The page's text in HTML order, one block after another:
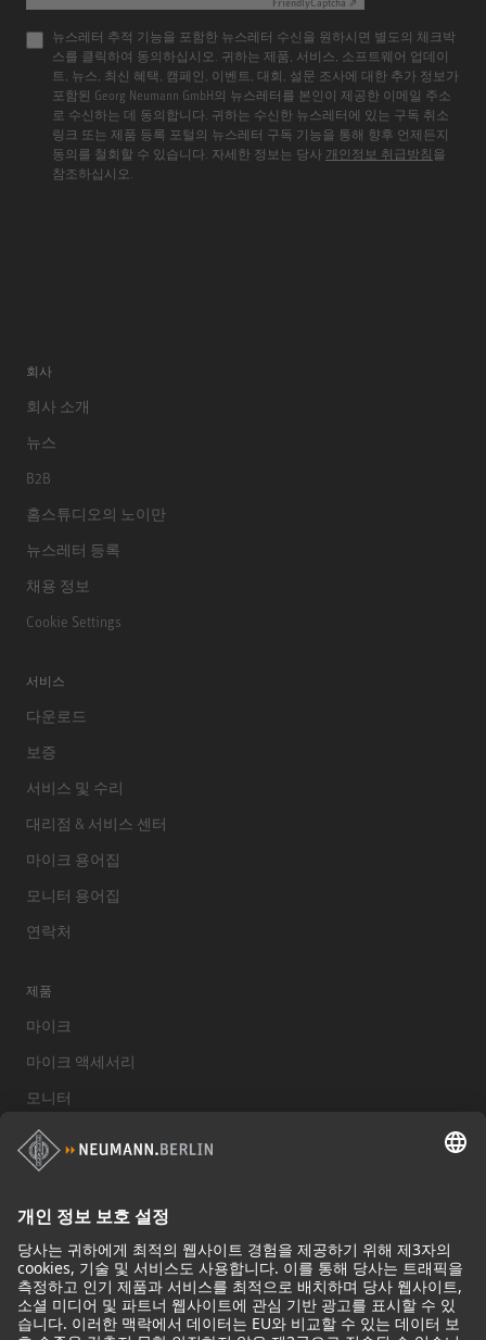
뉴스레터 추적 기능을 포함한 뉴스레터 수신을 원하시면 별도의 체크박
스를 클릭하여 동의하십시오. 귀하는 제품, 서비스, 소프트웨어 업데이
트, 뉴스, 최신 혜택, 캠페인, 이벤트, 대회, 설문 조사에 대한 추가 정보가
포함된 Georg Neumann GmbH의 뉴스레터를 본인이 제공한 이메일 주소
로 수신하는 데 동의합니다. 귀하는 수신한 뉴스레터에 있는 구독 취소
링크 또는 제품 등록 포털의 뉴스레터 구독 기능을 통해 향후 언제든지
동의를 철회할 수 있습니다. 자세한 정보는 당사 개인정보 취급방침 을
참조하십시오.
회사
회사 소개
뉴스
B2B
홈스튜디오의 노이만
뉴스레터 등록
채용 정보
Cookie Settings
서비스
다운로드
보증
서비스 및 수리
대리점 & 서비스 센터
마이크 용어집
모니터 용어집
연락처
제품
마이크
마이크 액세서리
모니터
스튜디오 모니터 액세서리
헤드폰
기념적인 마이크
Audio Interface